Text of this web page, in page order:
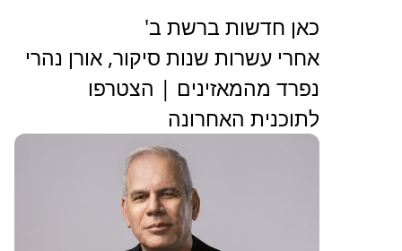
כאן חדשות ברשת ב'
אחרי עשרות שנות סיקור, אורן נהרי
נפרד מהמאזינים | הצטרפו
לתוכנית האחרונה